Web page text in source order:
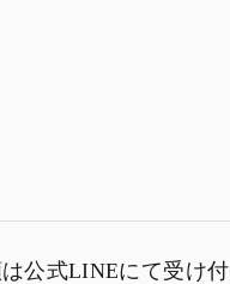
公式LINEにて受け付